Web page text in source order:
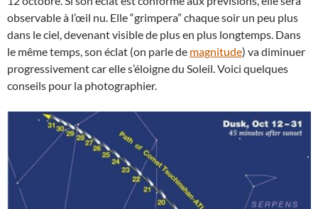
observable à l’œil nu. Elle “grimpera” chaque soir un peu plus
dans le ciel, devenant visible de plus en plus longtemps. Dans
le même temps, son éclat (on parle de magnitude) va diminuer
progressivement car elle s’éloigne du Soleil. Voici quelques
conseils pour la photographier.